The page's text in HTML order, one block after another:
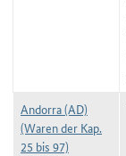
Andorra (AD)
(Waren der Kap.
25 bis 97)